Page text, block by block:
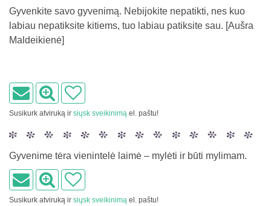
Gyvenkite savo gyvenimą. Nebijokite nepatikti, nes kuo
labiau nepatiksite kitiems, tuo labiau patiksite sau. [Aušra
Maldeikienė]
Susikurk atviruką ir siųsk sveikinimą el. paštu!
Gyvenime tėra vienintelė laimė – mylėti ir būti mylimam.
Susikurk atviruką ir siųsk sveikinimą el. paštu!